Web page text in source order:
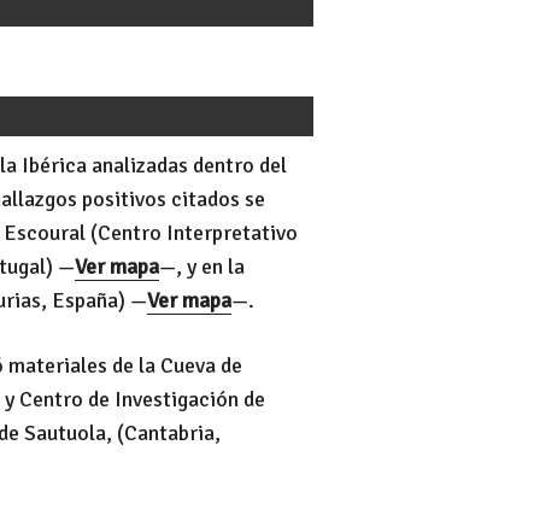
Ibérica analizadas dentro del
positivos citados se
(Centro Interpretativo
—Ver mapa—, y en la
España) —Ver mapa—.
de la Cueva de
Centro de Investigación de
Sautuola, (Cantabria,